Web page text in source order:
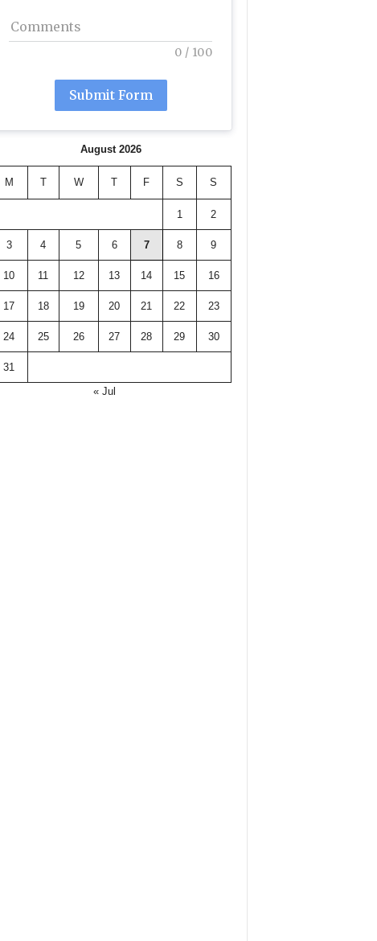
Comments
0 / 100
Submit Form
August 2026
M T W T F S S
1 2
3 4 5 6 7 8 9
10 11 12 13 14 15 16
17 18 19 20 21 22 23
24 25 26 27 28 29 30
31
« Jul